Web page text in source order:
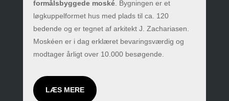
formålsbyggede moské. Bygningen er et
løgkuppelformet hus med plads til ca. 120
bedende og er tegnet af arkitekt J. Zachariasen.
Moskéen er i dag erklæret bevaringsværdig og
modtager årligt over 10.000 besøgende.
LÆS MERE